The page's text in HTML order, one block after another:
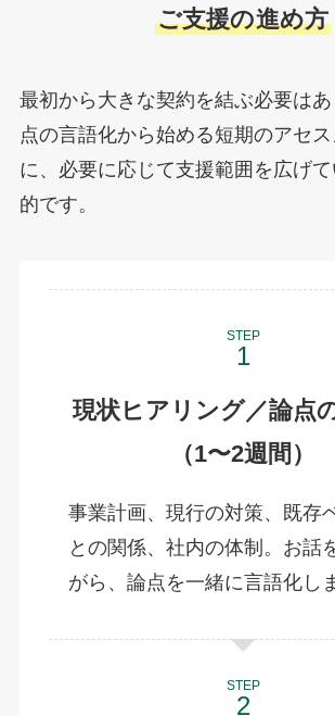
ご支援の進め方
最初から大きな契約を結ぶ必要は
点の言語化から始める短期のアセ
に、必要に応じて支援範囲を広げ
的です。
STEP
現状ヒアリング／論点
（1〜2週間）
事業計画、現行の対策、既存
との関係、社内の体制。お話
がら、論点を一緒に言語化し
STEP